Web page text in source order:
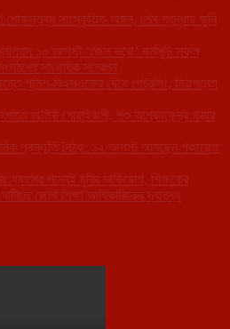
শোকস্তব্ধ সাংস্কৃতিক অঙ্গন, শেষ শ্রদ্ধায় জুনি
স্লোগানে ১০ আগস্ট ‘জেল ভরো’ কর্মসূচি সফল
সাংবাদিক সম্মেলন
পুলিশ-বিএসএফের যৌথ পেট্রলিং, নিরাপত্তা
অতিষ্ঠ খোয়াইবাসী, পশু আশ্রয়কেন্দ্র গড়ার
প্রস্তুতি বৈঠক: ১২ আগস্ট আসছেন পঞ্চায়েত
গ্যাসের পাসবই চুরির অভিযোগ, শিক্ষকের
জেলা শিক্ষা আধিকারিকের দ্বারস্থ